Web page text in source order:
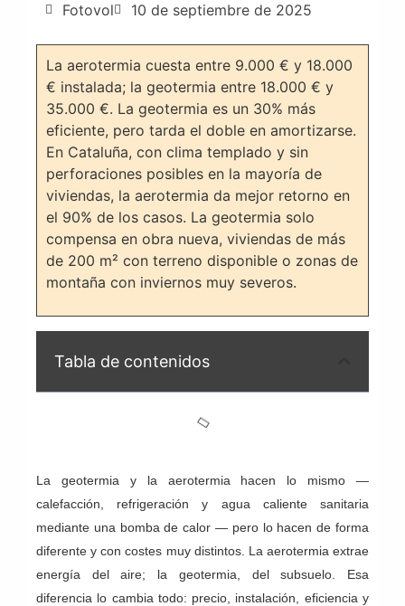
Fotovol
10 de septiembre de 2025
La aerotermia cuesta entre 9.000 € y 18.000
€ instalada; la geotermia entre 18.000 € y
35.000 €. La geotermia es un 30% más
eficiente, pero tarda el doble en amortizarse.
En Cataluña, con clima templado y sin
perforaciones posibles en la mayoría de
viviendas, la aerotermia da mejor retorno en
el 90% de los casos. La geotermia solo
compensa en obra nueva, viviendas de más
de 200 m² con terreno disponible o zonas de
montaña con inviernos muy severos.
Tabla de contenidos
La geotermia y la aerotermia hacen lo mismo —
calefacción, refrigeración y agua caliente sanitaria
mediante una bomba de calor — pero lo hacen de forma
diferente y con costes muy distintos. La aerotermia extrae
energía del aire; la geotermia, del subsuelo. Esa
diferencia lo cambia todo: precio, instalación, eficiencia y